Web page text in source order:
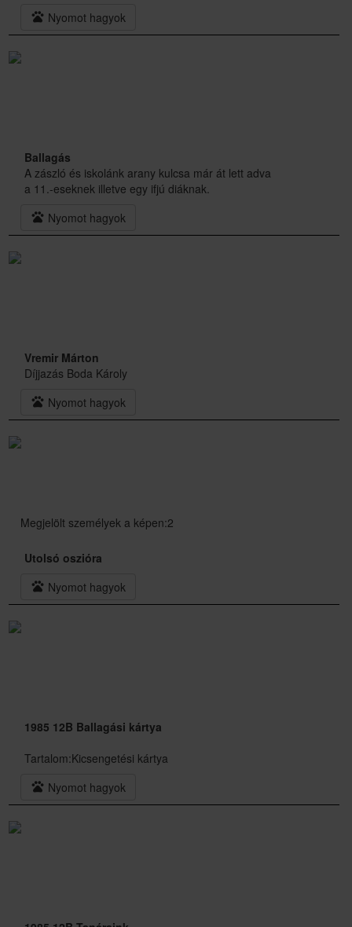
pets Nyomot hagyok
Ballagás
A zászló és iskolánk arany kulcsa már át lett adva
a 11.-eseknek illetve egy ifjú diáknak.
pets Nyomot hagyok
Vremir Márton
Díjjazás Boda Károly
pets Nyomot hagyok
Megjelölt személyek a képen:2
Utolsó oszióra
pets Nyomot hagyok
1985 12B Ballagási kártya
Tartalom:Kicsengetési kártya
pets Nyomot hagyok